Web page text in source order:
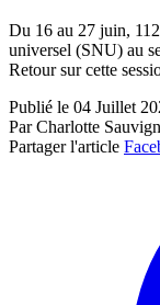
Du 16 au 27 juin,
universel (SNU) au
Retour sur cette
Publié le 04 Juillet
Par Charlotte
Partager l'article